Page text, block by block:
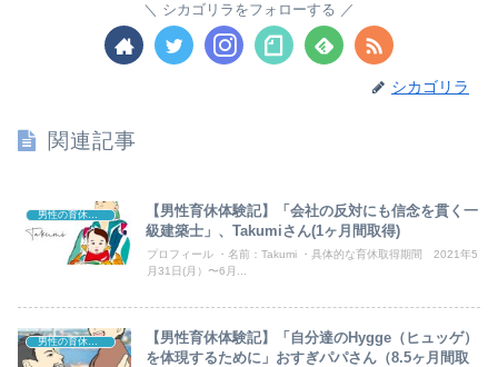
シカゴリラをフォローする
シカゴリラ
関連記事
男性の育休体験記
【男性育休体験記】「会社の反対にも信念を貫く一
級建築士」、Takumiさん(1ヶ月間取得)
プロフィール ・名前：Takumi ・具体的な育休取得期間 2021年5
月31日(月）〜6月...
男性の育休体験記
【男性育休体験記】「自分達のHygge（ヒュッゲ）
を体現するために」おすぎパパさん（8.5ヶ月間取